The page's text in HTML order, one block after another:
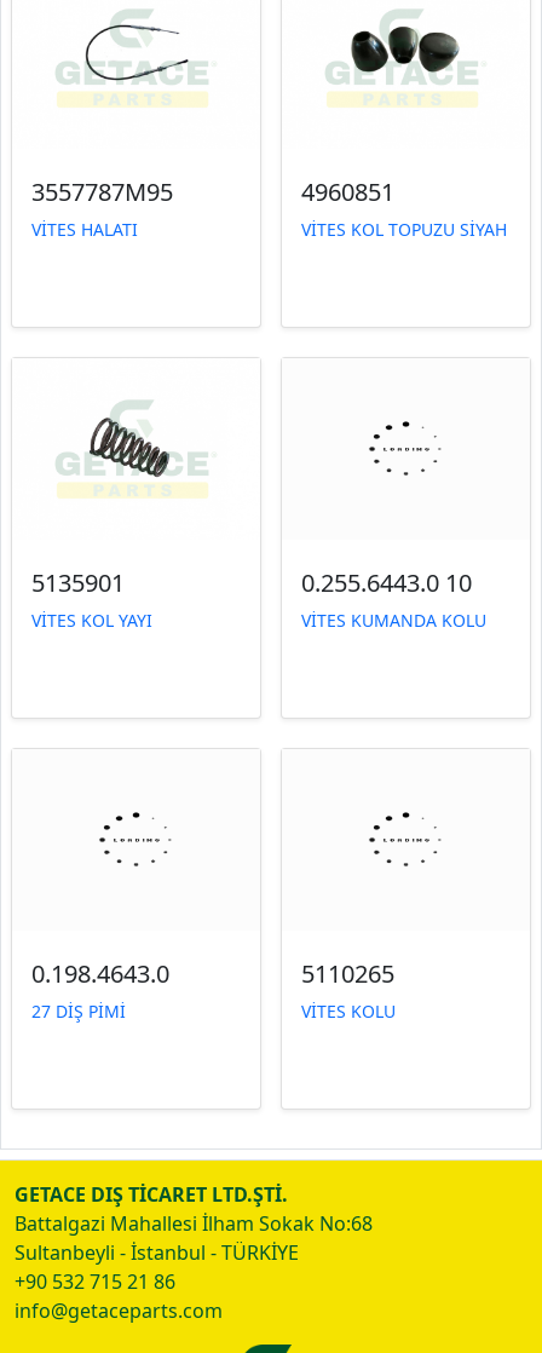
3557787M95
VİTES HALATI
4960851
VİTES KOL TOPUZU SİYAH
5135901
VİTES KOL YAYI
0.255.6443.0 10
VİTES KUMANDA KOLU
0.198.4643.0
27 DİŞ PİMİ
5110265
VİTES KOLU
GETACE DIŞ TİCARET LTD.ŞTİ.
Battalgazi Mahallesi İlham Sokak No:68
Sultanbeyli - İstanbul - TÜRKİYE
+90 532 715 21 86
info@getaceparts.com